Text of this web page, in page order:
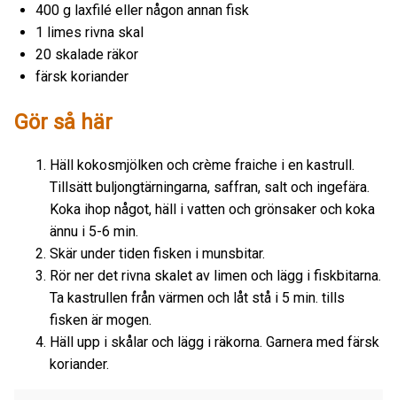
400 g laxfilé eller någon annan fisk
1 limes rivna skal
20 skalade räkor
färsk koriander
Gör så här
Häll kokosmjölken och crème fraiche i en kastrull.
Tillsätt buljongtärningarna, saffran, salt och ingefära.
Koka ihop något, häll i vatten och grönsaker och koka
ännu i 5-6 min.
Skär under tiden fisken i munsbitar.
Rör ner det rivna skalet av limen och lägg i fiskbitarna.
Ta kastrullen från värmen och låt stå i 5 min. tills
fisken är mogen.
Häll upp i skålar och lägg i räkorna. Garnera med färsk
koriander.